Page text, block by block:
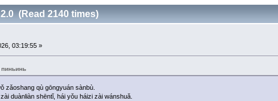
(Read 2140 times)
03:19:55 »
zǎoshang qù gōngyuán sànbù.
duànliàn shēntǐ, hái yǒu háizi zài wánshuǎ.